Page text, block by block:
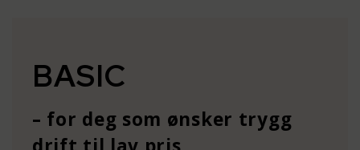
BASIC
– for deg som ønsker trygg